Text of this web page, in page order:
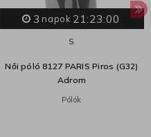
3 napok 21:23:00
S
Női póló 8127 PARIS Piros (G32)
Adrom
Pólók